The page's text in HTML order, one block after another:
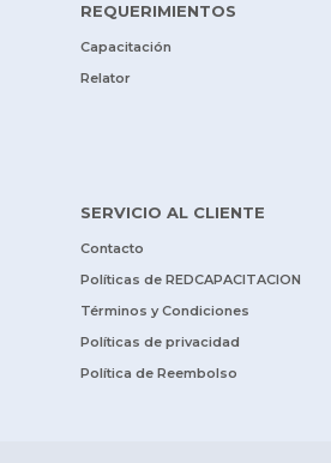
REQUERIMIENTOS
Capacitación
Relator
SERVICIO AL CLIENTE
Contacto
Políticas de REDCAPACITACION
Términos y Condiciones
Políticas de privacidad
Política de Reembolso